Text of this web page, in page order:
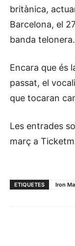
britànica,
Barcelona, el
banda telonera.
Encara que és
passat, el
que tocaran
Les entrades
març a
ETIQUETES Iron